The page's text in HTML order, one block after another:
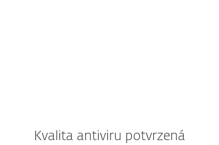
Kvalita antiviru potvrzená